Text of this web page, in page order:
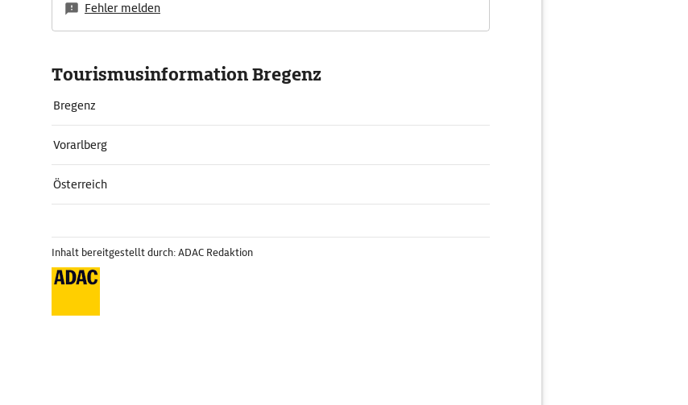
Fehler melden
Tourismusinformation Bregenz
Bregenz
Vorarlberg
Österreich
Inhalt bereitgestellt durch: ADAC Redaktion